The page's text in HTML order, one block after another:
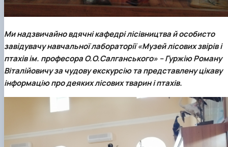
Ми надзвичайно вдячні кафедрі лісівництва й особисто
завідувачу навчальної лабораторії «Музей лісових звірів і
птахів ім. професора О.О.Салганського» –Гуржію Роману
Віталійовичуза чудову екскурсію та представлену цікаву
інформацію про деяких лісових тварин і птахів.